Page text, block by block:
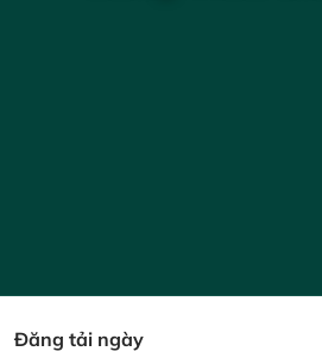
Đăng tải ngày